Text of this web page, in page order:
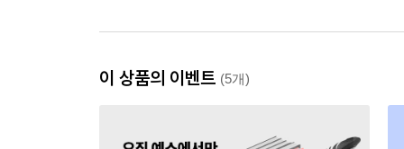
이 상품의 이벤트 (5개)